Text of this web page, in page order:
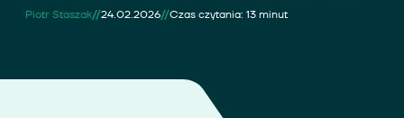
Piotr Staszak//24.02.2026//Czas czytania: 13 minut